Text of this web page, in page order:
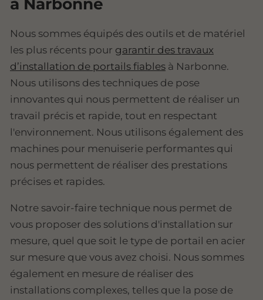
à Narbonne
Nous sommes équipés des outils et de matériel
les plus récents pour garantir des travaux
d’installation de portails fiables à Narbonne.
Nous utilisons des techniques de pose
innovantes qui nous permettent de réaliser un
travail précis et rapide, tout en respectant
l'environnement. Nous utilisons également des
machines pour menuiserie performantes qui
nous permettent de réaliser des prestations
précises et rapides.
Notre savoir-faire technique nous permet de
vous proposer des solutions d'installation sur
mesure, quel que soit le type de portail en acier
sur mesure que vous avez choisi. Nous sommes
également en mesure de réaliser des
installations complexes, telles que la pose de